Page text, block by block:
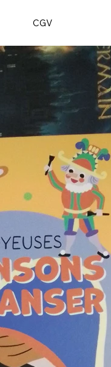
CGV